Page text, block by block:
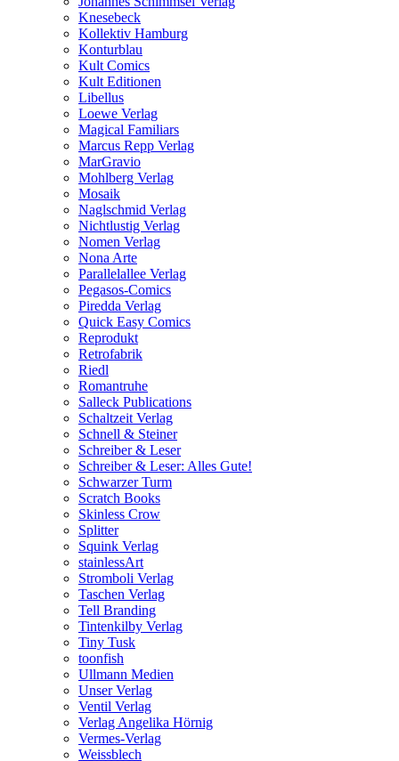
Knesebeck
Kollektiv Hamburg
Konturblau
Kult Comics
Kult Editionen
Libellus
Loewe Verlag
Magical Familiars
Marcus Repp Verlag
MarGravio
Mohlberg Verlag
Mosaik
Naglschmid Verlag
Nichtlustig Verlag
Nomen Verlag
Nona Arte
Parallelallee Verlag
Pegasos-Comics
Piredda Verlag
Quick Easy Comics
Reprodukt
Retrofabrik
Riedl
Romantruhe
Salleck Publications
Schaltzeit Verlag
Schnell & Steiner
Schreiber & Leser
Schreiber & Leser: Alles Gute!
Schwarzer Turm
Scratch Books
Skinless Crow
Splitter
Squink Verlag
stainlessArt
Stromboli Verlag
Taschen Verlag
Tell Branding
Tintenkilby Verlag
Tiny Tusk
toonfish
Ullmann Medien
Unser Verlag
Ventil Verlag
Verlag Angelika Hörnig
Vermes-Verlag
Weissblech